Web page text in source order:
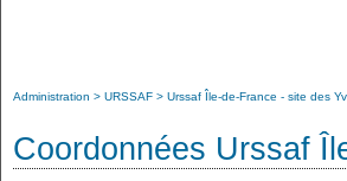
Administration URSSAF Urssaf Île-de-France - site des
Coordonnées Urssaf